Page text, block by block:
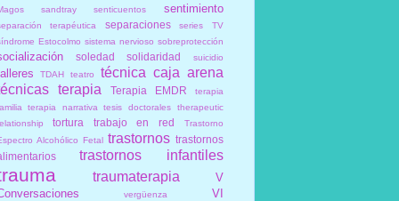
sandtray senticuentos sentimiento
terapéutica separaciones
series TV
Estocolmo sistema nervioso sobreprotección
soledad solidaridad suicidio
TDAH teatro
técnica caja arena
terapia Terapia EMDR
terapia
terapia narrativa tesis doctorales
therapeutic
tortura trabajo en red
Trastorno
Alcohólico Fetal trastornos trastornos
trastornos infantiles
traumaterapia
V
vergüenza
VI